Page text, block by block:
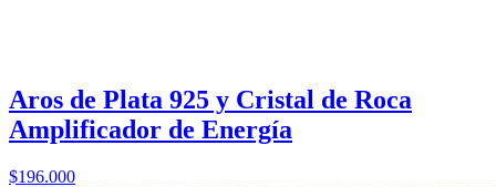
Aros de Plata 925 y Cristal de Roca
Amplificador de Energía
$196.000